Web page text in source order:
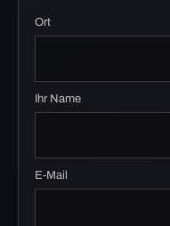
Ort
Ihr Name
E-Mail